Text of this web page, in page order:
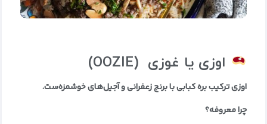
اوزی یا غوزی (OOZIE)
اوزی ترکیب بره کبابی با برنج زعفرانی و آجیل‌های خوشمزه‌ست.
چرا معروفه؟